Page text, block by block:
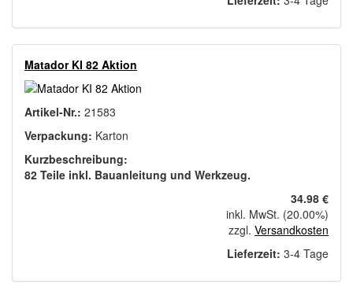
Matador KI 82 Aktion
Artikel-Nr.: 21583
Verpackung: Karton
Kurzbeschreibung:
82 Teile inkl. Bauanleitung und Werkzeug.
34.98 €
inkl. MwSt. (20.00%)
zzgl. Versandkosten
Lieferzeit: 3-4 Tage